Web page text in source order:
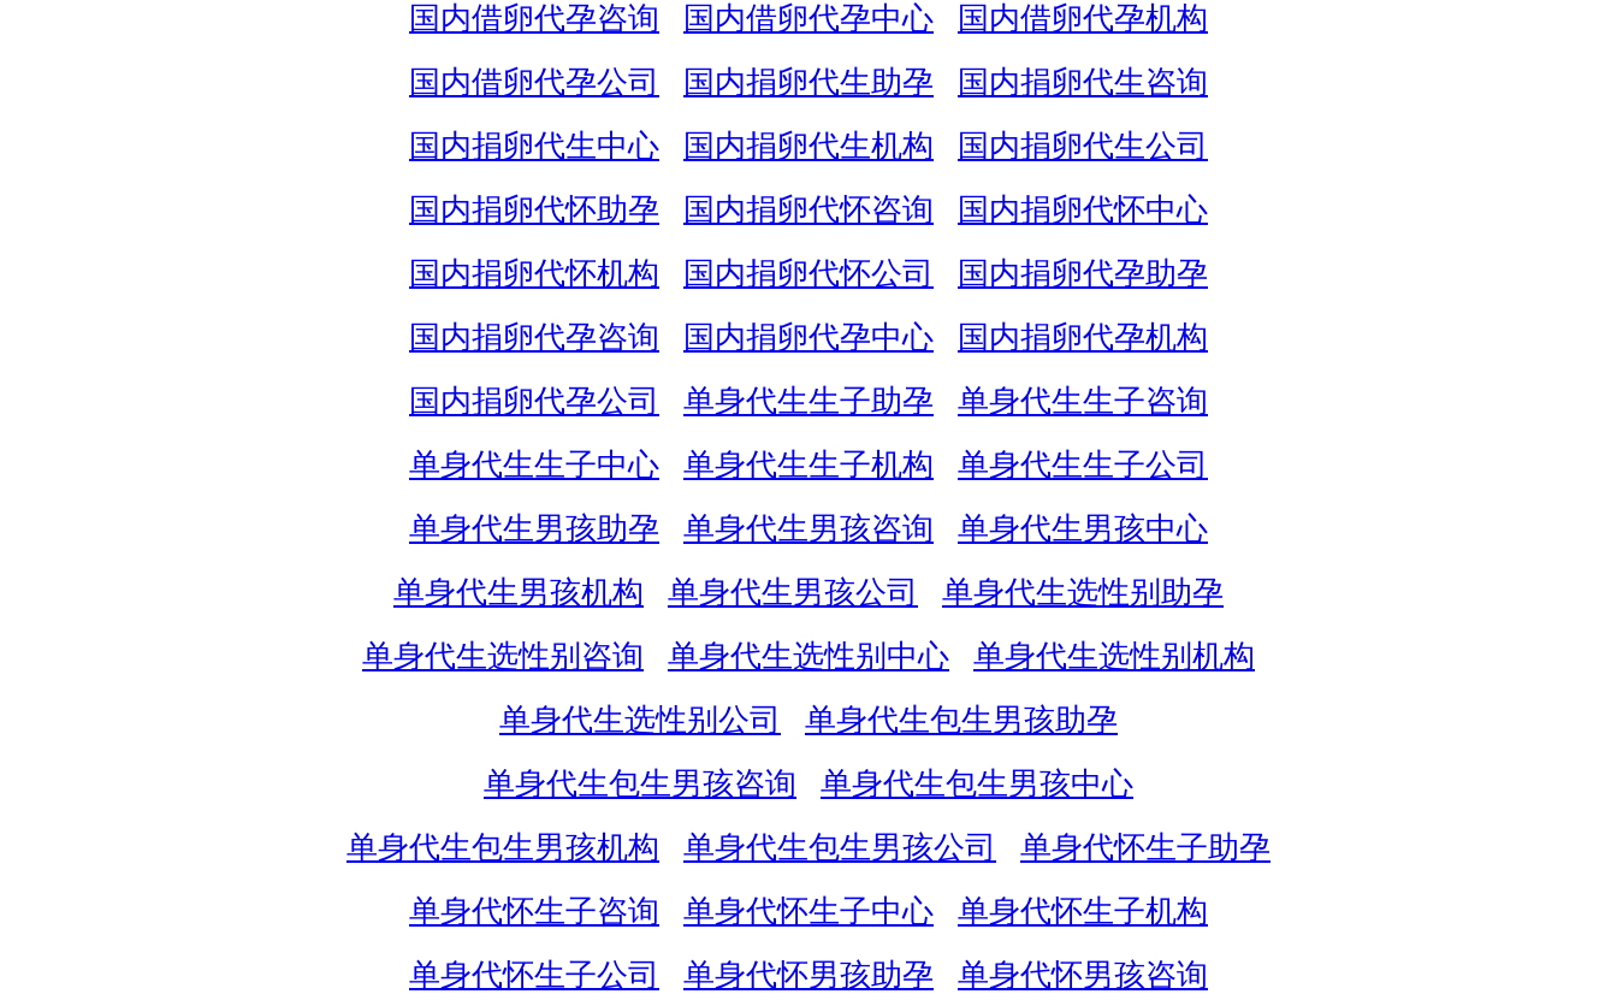
国内借卵代孕咨询
国内借卵代孕中心
国内借卵代孕机构
国内借卵代孕公司
国内捐卵代生助孕
国内捐卵代生咨询
国内捐卵代生中心
国内捐卵代生机构
国内捐卵代生公司
国内捐卵代怀助孕
国内捐卵代怀咨询
国内捐卵代怀中心
国内捐卵代怀机构
国内捐卵代怀公司
国内捐卵代孕助孕
国内捐卵代孕咨询
国内捐卵代孕中心
国内捐卵代孕机构
国内捐卵代孕公司
单身代生生子助孕
单身代生生子咨询
单身代生生子中心
单身代生生子机构
单身代生生子公司
单身代生男孩助孕
单身代生男孩咨询
单身代生男孩中心
单身代生男孩机构
单身代生男孩公司
单身代生选性别助孕
单身代生选性别咨询
单身代生选性别中心
单身代生选性别机构
单身代生选性别公司
单身代生包生男孩助孕
单身代生包生男孩咨询
单身代生包生男孩中心
单身代生包生男孩机构
单身代生包生男孩公司
单身代怀生子助孕
单身代怀生子咨询
单身代怀生子中心
单身代怀生子机构
单身代怀生子公司
单身代怀男孩助孕 单身代怀男孩咨询